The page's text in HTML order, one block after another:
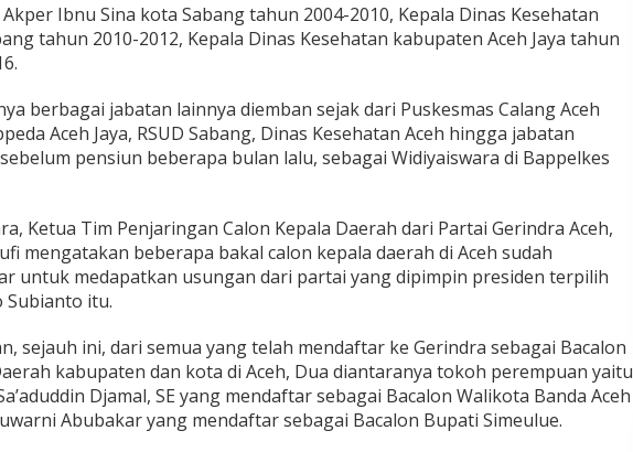
Ibnu Sina kota Sabang tahun 2004-2010, Kepala Dinas Kesehatan
tahun 2010-2012, Kepala Dinas Kesehatan kabupaten Aceh Jaya tahun
berbagai jabatan lainnya diemban sejak dari Puskesmas Calang Aceh
Aceh Jaya, RSUD Sabang, Dinas Kesehatan Aceh hingga jabatan
pensiun beberapa bulan lalu, sebagai Widiyaiswara di Bappelkes
Ketua Tim Penjaringan Calon Kepala Daerah dari Partai Gerindra Aceh,
mengatakan beberapa bakal calon kepala daerah di Aceh sudah
untuk medapatkan usungan dari partai yang dipimpin presiden terpilih
Subianto itu.
sejauh ini, dari semua yang telah mendaftar ke Gerindra sebagai Bacalon
kabupaten dan kota di Aceh, Dua diantaranya tokoh perempuan yaitu
Djamal, SE yang mendaftar sebagai Bacalon Walikota Banda Aceh
Abubakar yang mendaftar sebagai Bacalon Bupati Simeulue.